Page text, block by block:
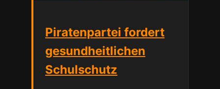
Piratenpartei fordert
gesundheitlichen
Schulschutz